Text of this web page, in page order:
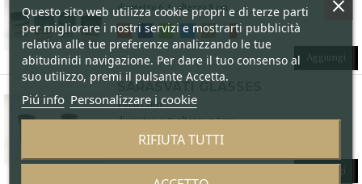
diametro 6,5, altezza 8 cm
Aggiungi
SARASVATI GLASSES
Peso - 160
diametro 4,5, altezza 7,5 cm
Aggiungi
Questo sito web utilizza cookie propri e di terze parti
per migliorare i nostri servizi e mostrarti pubblicità
relativa alle tue preferenze analizzando le tue
abitudinidi navigazione. Per dare il tuo consenso al
suo utilizzo, premi il pulsante Accetta.
Piú info Personalizzare i cookie
RIFIUTA TUTTI